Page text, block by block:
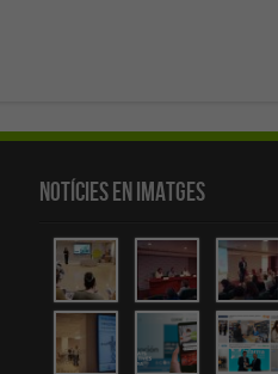
Notícies en Imatges